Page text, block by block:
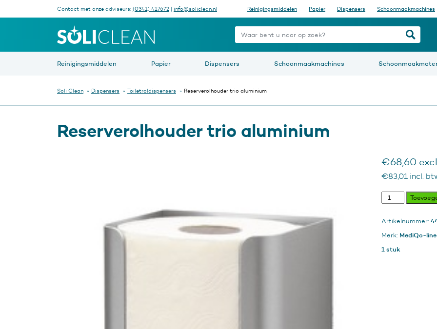
Contact met onze adviseurs: (0341) 417672 | info@soliclean.nl Reinigingsmiddelen Papier Dispensers Schoonmaakmachines
Waar bent u naar op zoek?
Reinigingsmiddelen Papier Dispensers Schoonmaakmachines
Soli Clean » Dispensers » Toiletroldispensers » Reserverolhouder trio aluminium
Reserverolhouder trio aluminium
€68,60
€83,01 incl.
Reserverolhouder
trio
aantal
Artikelnummer:
Merk: MediQo-line
1 stuk